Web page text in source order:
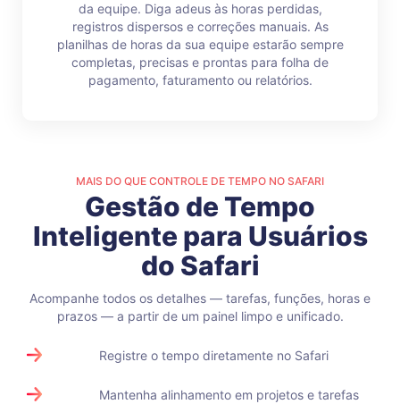
da equipe. Diga adeus às horas perdidas,
registros dispersos e correções manuais. As
planilhas de horas da sua equipe estarão sempre
completas, precisas e prontas para folha de
pagamento, faturamento ou relatórios.
MAIS DO QUE CONTROLE DE TEMPO NO SAFARI
Gestão de Tempo
Inteligente para Usuários
do Safari
Acompanhe todos os detalhes — tarefas, funções, horas e
prazos — a partir de um painel limpo e unificado.
Registre o tempo diretamente no Safari
Mantenha alinhamento em projetos e tarefas